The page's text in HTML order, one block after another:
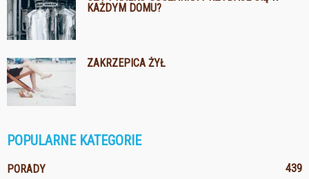
KAŻDYM DOMU?
ZAKRZEPICA ŻYŁ
POPULARNE KATEGORIE
PORADY 439